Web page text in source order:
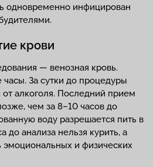
одновременно инфицирован
крови
— венозная кровь.
часы. За сутки до процедуры
от алкоголя. Последний прием
чем за 8–10 часов до
воду разрешается пить в
до анализа нельзя курить, а
эмоциональных и физических